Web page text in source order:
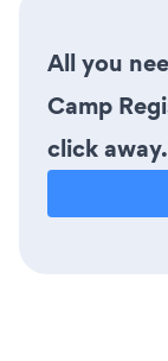
All you
Camp
click away.